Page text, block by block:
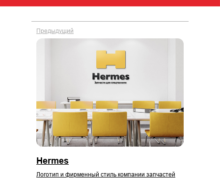
Hermes
Логотип и фирменный стиль компании запчастей
Предыдущий